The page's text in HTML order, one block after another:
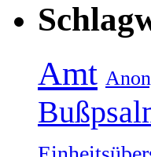
Amt